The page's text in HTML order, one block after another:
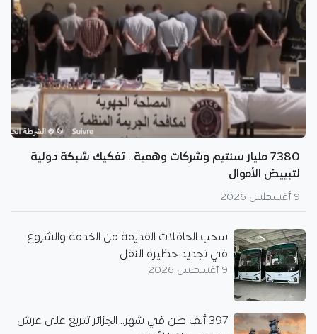
7380 مليار سنتيم وشركات وهمية.. تفكيك شبكة دولية
لتبييض الأموال
9 أغسطس 2026
سحب الحافلات القديمة من الخدمة والشروع
في تجديد حظيرة النقل
9 أغسطس 2026
397 ألف طن في شهر.. الجزائر تتربع على عرش